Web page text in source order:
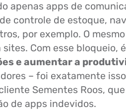
apenas apps de
controle de estoque,
por exemplo. O
sites. Com esse bloqueio,
e aumentar a
– foi exatamente
Sementes Roos,
de apps indevidos.